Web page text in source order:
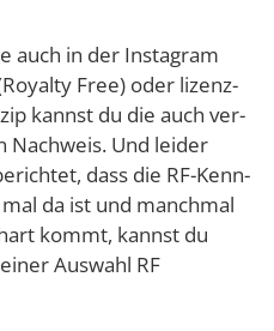
auch in der Insta­gram
Free) oder lizenz­
kannst du die auch ver­
Nach­weis. Und lei­der
dass die RF-Kenn­
da ist und manch­mal
kommt, kannst du
Aus­wahl RF